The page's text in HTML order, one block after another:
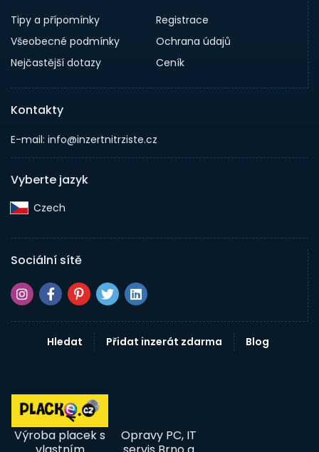
Tipy a přípomínky
Registrace
Všeobecné podmínky
Ochrana údajů
Nejčastější dotazy
Ceník
Kontakty
E-mail: info@inzertnitrziste.cz
Vyberte jazyk
Czech‎
Sociální sítě
Hledat Přidat inzerát zdarma Blog
Výroba placek s
Opravy PC, IT